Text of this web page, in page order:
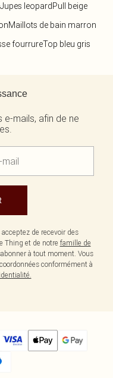
Jupes leopardPull beige
Maillots de bain marron
fourrureTop bleu gris
mails, afin de ne
de recevoir des
Thing et de notre famille de
à tout moment. Vous
conformément à